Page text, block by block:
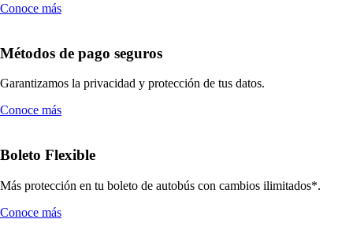
Conoce más
Métodos de pago seguros
Garantizamos la privacidad y protección de tus datos.
Conoce más
Boleto Flexible
Más protección en tu boleto de autobús con cambios ilimitados*.
Conoce más